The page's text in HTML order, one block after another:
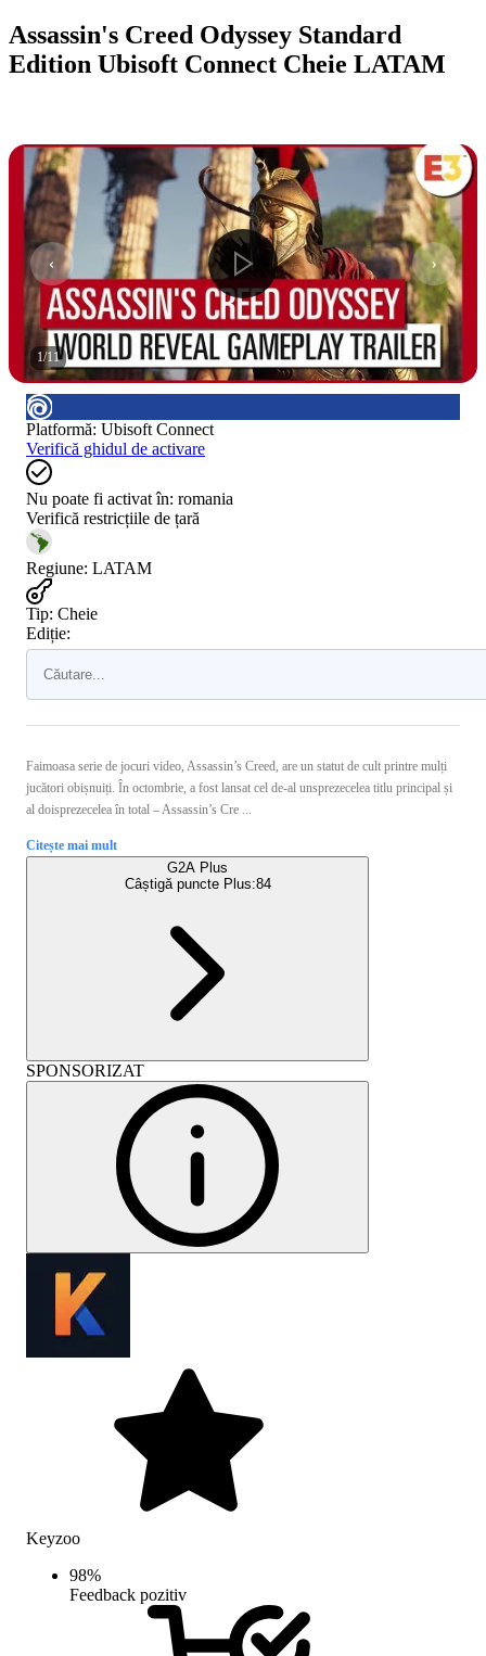
Assassin's Creed Odyssey Standard
Edition Ubisoft Connect Cheie LATAM
1/11
Platformă: Ubisoft Connect
Verifică ghidul de activare
Nu poate fi activat în: romania
Verifică restricțiile de țară
Regiune: LATAM
Tip: Cheie
Ediție:
Faimoasa serie de jocuri video, Assassin’s Creed, are un statut de cult printre mulți
jucători obișnuiți. În octombrie, a fost lansat cel de-al unsprezecelea titlu principal și
al doisprezecelea în total – Assassin’s Cre ...
Citește mai mult
G2A Plus
Câștigă puncte Plus:84
SPONSORIZAT
Keyzoo
98%
Feedback pozitiv